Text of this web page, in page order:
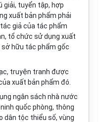
giải, tuyển tập, hợp
xuất bản phẩm phải
giả của tác phẩm
tổ chức sử dụng xuất
sở hữu tác phẩm gốc
truyện tranh được
xuất bản phẩm đó.
ngân sách nhà nước
quốc phòng, thông
dân tộc thiểu số, vùng